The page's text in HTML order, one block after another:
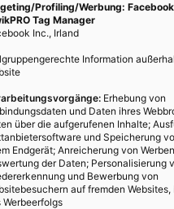
Profiling/Werbung:
Tag Manager
Inc., Irland
Information
Erhebung von
und Daten ihres
über die aufgerufenen Inhalte;
und Speicherung
Endgerät; Anreicherung von
der Daten; Personalisierung
und Bewerbung von
auf fremden Websites,
Werbeerfolgs